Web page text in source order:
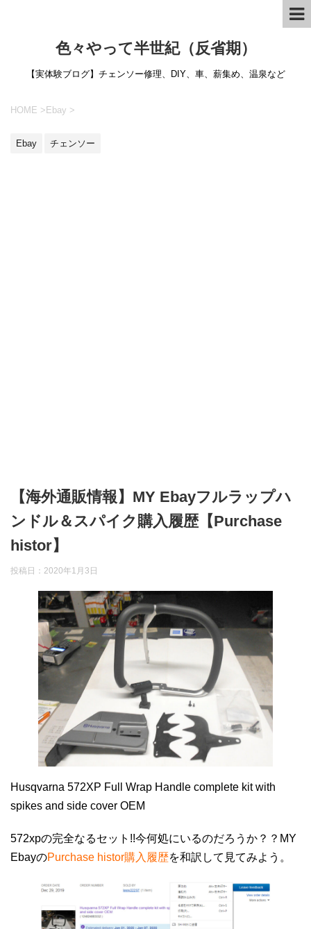
色々やって半世紀（反省期）
【実体験ブログ】チェンソー修理、DIY、車、薪集め、温泉など
HOME > Ebay >
Ebay チェンソー
【海外通販情報】MY Ebayフルラップハ
ンドル＆スパイク購入履歴【Purchase
histor】
投稿日： 2020年1月3日
Husqvarna 572XP Full Wrap Handle complete kit with
spikes and side cover OEM
572xpの完全なるセット!!今何処にいるのだろうか？？MY
EbayのPurchase histor購入履歴を和訳して見てみよう。